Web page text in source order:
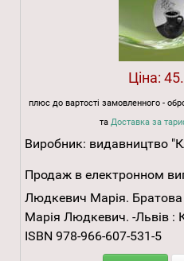
Ціна:
плюс до вартості замовленного -
та Доставка за
Виробник: видавництво
Продаж в електронном
Людкевич Марія. Братова
Марія Людкевич. -Львів :
ISBN 978-966-607-531-5